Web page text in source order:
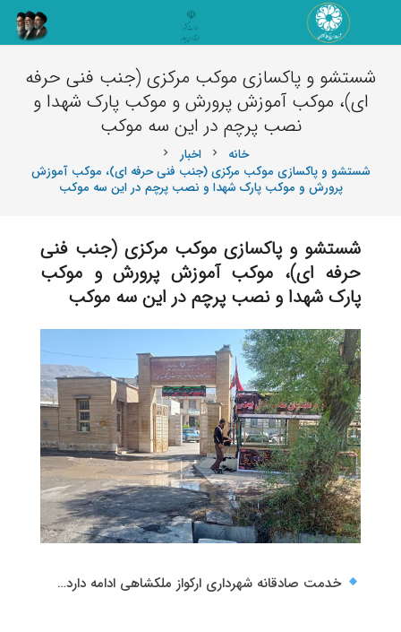
شستشو و پاکسازی موکب مرکزی (جنب فنی حرفه
ای)، موکب آموزش پرورش و موکب پارک شهدا و
نصب پرچم در این سه موکب
خانه chevron_right اخبار chevron_right
شستشو و پاکسازی موکب مرکزی (جنب فنی حرفه ای)، موکب آموزش
پرورش و موکب پارک شهدا و نصب پرچم در این سه موکب
شستشو و پاکسازی موکب مرکزی (جنب فنی
حرفه ای)، موکب آموزش پرورش و موکب
پارک شهدا و نصب پرچم در اینسه موکب
خدمت صادقانه شهرداری ارکواز ملکشاهی ادامه دارد…